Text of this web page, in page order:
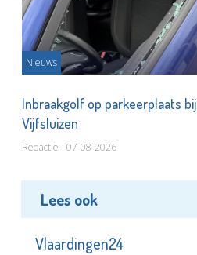
Nieuws
Inbraakgolf op parkeerplaats bij
Vijfsluizen
Redactie - 07-08-2026
Lees ook
Vlaardingen24